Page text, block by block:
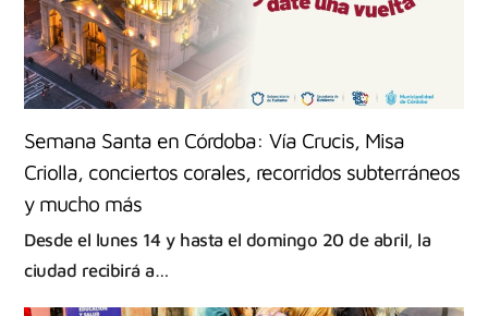
Semana Santa en Córdoba: Vía Crucis, Misa
Criolla, conciertos corales, recorridos subterráneos
y mucho más
Desde el lunes 14 y hasta el domingo 20 de abril, la
ciudad recibirá a…